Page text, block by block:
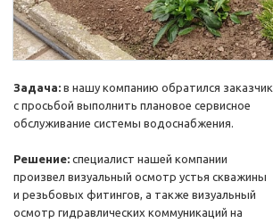
Задача: в нашу компанию обратился заказчик
с просьбой выполнить плановое сервисное
обслуживание системы водоснабжения.
Решение: специалист нашей компании
произвел визуальный осмотр устья скважины
и резьбовых фитингов, а также визуальный
осмотр гидравлических коммуникаций на